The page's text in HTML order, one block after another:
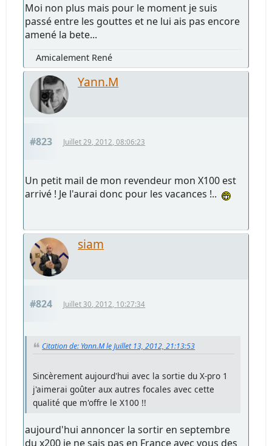
Moi non plus mais pour le moment je suis
passé entre les gouttes et ne lui ais pas encore
amené la bete...
Amicalement René
Yann.M
#823 Juillet 29, 2012, 08:06:23
Un petit mail de mon revendeur mon X100 est
arrivé ! Je l'aurai donc pour les vacances !..
siam
#824 Juillet 30, 2012, 10:27:34
Citation de: Yann.M le Juillet 13, 2012, 21:13:53
Sincèrement aujourd'hui avec la sortie du X-pro 1
j'aimerai goûter aux autres focales avec cette
qualité que m'offre le X100 !!
aujourd'hui annoncer la sortir en septembre
du x200 je ne sais pas en France avec vous des